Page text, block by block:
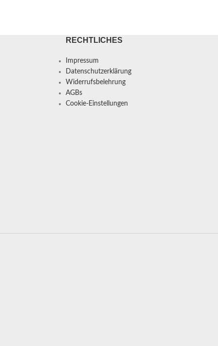
RECHTLICHES
Impressum
Datenschutzerklärung
Widerrufsbelehrung
AGBs
Cookie-Einstellungen